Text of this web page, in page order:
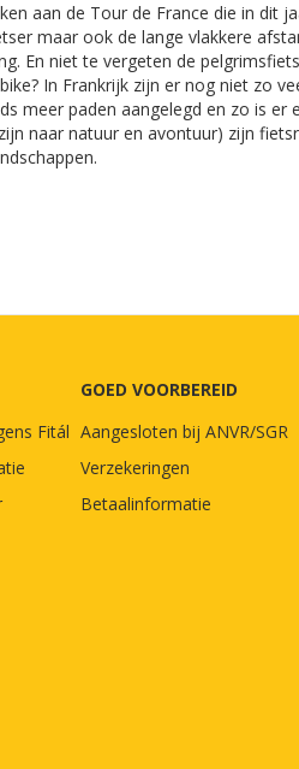
aan de Tour de France die in dit
maar ook de lange vlakkere
En niet te vergeten de
In Frankrijk zijn er nog niet zo
paden aangelegd en zo is
naar natuur en avontuur) zijn
Fitál
GOED VOORBEREID
Aangesloten bij ANVR/SGR
Verzekeringen
Betaalinformatie